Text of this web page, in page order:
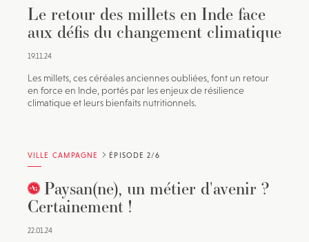
Le retour des millets en Inde face
aux défis du changement climatique
19.11.24
Les millets, ces céréales anciennes oubliées, font un retour
en force en Inde, portés par les enjeux de résilience
climatique et leurs bienfaits nutritionnels.
VILLE CAMPAGNE ÉPISODE 2/6
Paysan(ne), un métier d'avenir ?
Certainement !
22.01.24